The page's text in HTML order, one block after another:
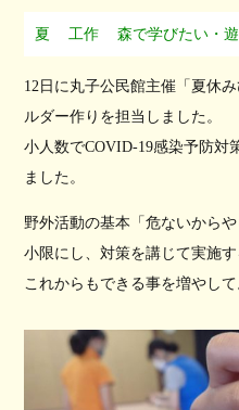
夏 工作 森で学びたい・
12日に丸子公民館主催「夏休
ルダー作りを担当しました。
小人数でCOVID-19感染予防対
ました。
野外活動の基本「危ないから
小限にし、対策を講じて実施す
これからもできる事を増やして